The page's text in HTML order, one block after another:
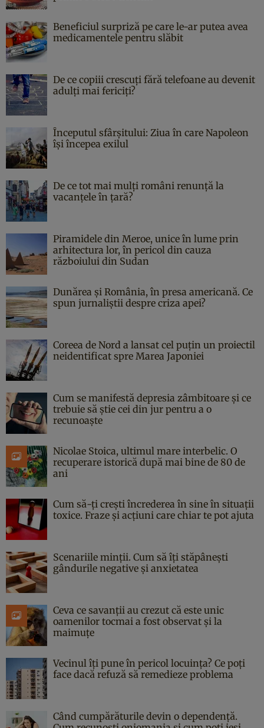
Beneficiul surpriză pe care le-ar putea avea
medicamentele pentru slăbit
De ce copiii crescuți fără telefoane au devenit
adulți mai fericiți?
Începutul sfârşitului: Ziua în care Napoleon
îşi începea exilul
De ce tot mai mulți români renunță la
vacanțele în țară?
Piramidele din Meroe, unice în lume prin
arhitectura lor, în pericol din cauza
războiului din Sudan
Dunărea și România, în presa americană. Ce
spun jurnaliștii despre criza apei?
Coreea de Nord a lansat cel puțin un proiectil
neidentificat spre Marea Japoniei
Cum se manifestă depresia zâmbitoare și ce
trebuie să știe cei din jur pentru a o
recunoaște
Nicolae Stoica, ultimul mare interbelic. O
recuperare istorică după mai bine de 80 de
ani
Cum să-ți crești încrederea în sine în situații
toxice. Fraze și acțiuni care chiar te pot ajuta
Scenariile minții. Cum să îți stăpânești
gândurile negative și anxietatea
Ceva ce savanții au crezut că este unic
oamenilor tocmai a fost observat și la
maimuțe
Vecinul îți pune în pericol locuința? Ce poți
face dacă refuză să remedieze problema
Când cumpărăturile devin o dependență.